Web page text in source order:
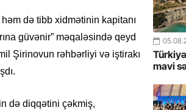
də tibb xidmətinin kapitanı
güvənir” məqaləsində qeyd
Şirinovun rəhbərliyi və iştirakı
də diqqətini çəkmiş,
“İlham
YAP
Günü
mavi